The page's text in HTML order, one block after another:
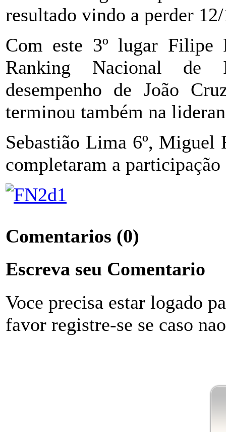
resultado vindo a perder
Com este 3º lugar Filipe
Ranking Nacional de
desempenho de João
terminou também na
Sebastião Lima 6º, Miguel
completaram a
Comentarios (0)
Escreva seu Comentario
Voce precisa estar logado
favor registre-se se caso